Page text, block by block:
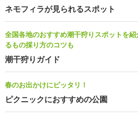
ネモフィラが見られるスポット
全国各地のおすすめ潮干狩りスポットを
るもの採り方のコツも
潮干狩りガイド
春のお出かけにピッタリ！
ピクニックにおすすめの公園